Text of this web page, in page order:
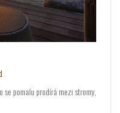
se pomalu prodírá mezi stromy,